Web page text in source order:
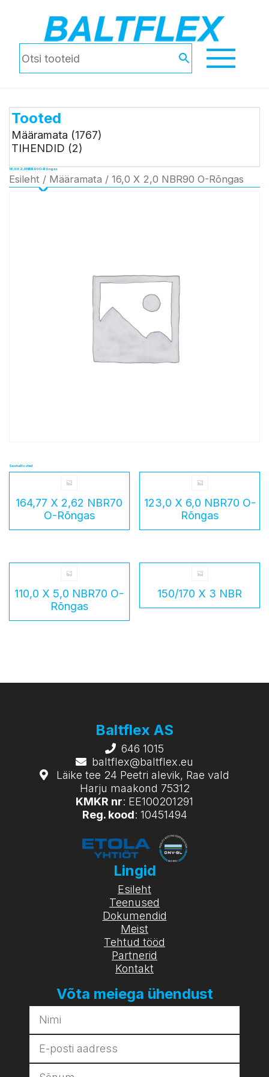
Tooted
Määramata (1767)
TIHENDID (2)
16,0 X 2,0 NBR90 O-Rõngas
Esileht / Määramata / 16,0 X 2,0 NBR90 O-Rõngas
Seotud tooted
164,77 X 2,62 NBR70
O-Rõngas
123,0 X 6,0 NBR70 O-
Rõngas
110,0 X 5,0 NBR70 O-
Rõngas
150/170 X 3 NBR
Baltflex AS
646 1015
baltflex@baltflex.eu
Läike tee 24 Peetri alevik, Rae vald
Harju maakond 75312
KMKR nr: EE100201291
Reg. kood: 10451494
Lingid
Esileht
Teenused
Dokumendid
Meist
Tehtud tööd
Partnerid
Kontakt
Võta meiega ühendust